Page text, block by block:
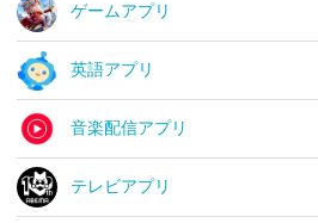
ゲームアプリ
英語アプリ
音楽配信アプリ
テレビアプリ